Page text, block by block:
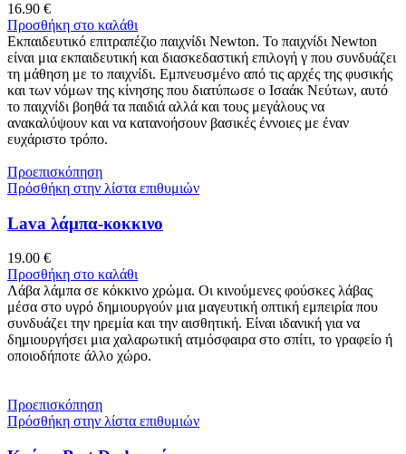
16.90 €
Προσθήκη στο καλάθι
Εκπαιδευτικό επιτραπέζιο παιχνίδι Newton. Το παιχνίδι Newton
είναι μια εκπαιδευτική και διασκεδαστική επιλογή γ που συνδυάζει
τη μάθηση με το παιχνίδι. Εμπνευσμένο από τις αρχές της φυσικής
και των νόμων της κίνησης που διατύπωσε ο Ισαάκ Νεύτων, αυτό
το παιχνίδι βοηθά τα παιδιά αλλά και τους μεγάλους να
ανακαλύψουν και να κατανοήσουν βασικές έννοιες με έναν
ευχάριστο τρόπο.
Προεπισκόπηση
Πρόσθήκη στην λίστα επιθυμιών
Lava λάμπα-κοκκινο
19.00 €
Προσθήκη στο καλάθι
Λάβα λάμπα σε κόκκινο χρώμα. Οι κινούμενες φούσκες λάβας
μέσα στο υγρό δημιουργούν μια μαγευτική οπτική εμπειρία που
συνδυάζει την ηρεμία και την αισθητική. Είναι ιδανική για να
δημιουργήσει μια χαλαρωτική ατμόσφαιρα στο σπίτι, το γραφείο ή
οποιοδήποτε άλλο χώρο.
Προεπισκόπηση
Πρόσθήκη στην λίστα επιθυμιών